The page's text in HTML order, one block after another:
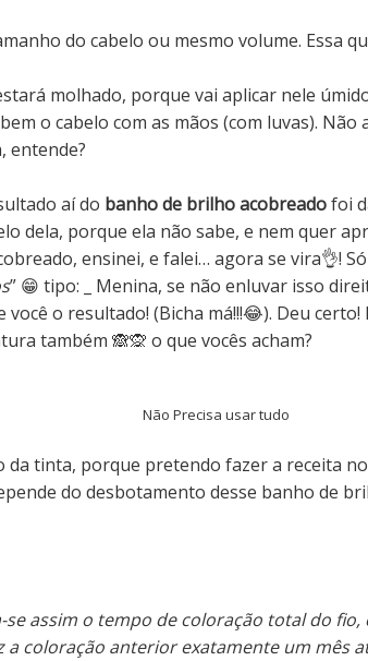
do cabelo ou mesmo volume. Essa
molhado, porque vai aplicar nele
o cabelo com as mãos (com luvas). Não
entende?
aí do banho de brilho acobreadofoi
dela, porque ela não sabe, e nem quer
ensinei, e falei… agora se vira👌!
” 😁 tipo: _ Menina, se não enluvar isso
você o resultado! (Bicha má!!!😂). Deu
também 🙈🙊 o que vocês acham?
Não Precisa usar tudo
da tinta, porque pretendo fazer a receita
do desbotamento desse banho de
assim o tempo de coloração total do
a coloração anterior exatamente um mês